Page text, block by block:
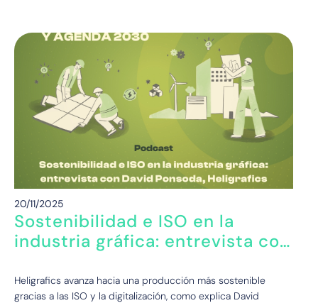
20/11/2025
Sostenibilidad e ISO en la
industria gráfica: entrevista con
Heligrafics avanza hacia una producción más sostenible
gracias a las ISO y la digitalización, como explica David